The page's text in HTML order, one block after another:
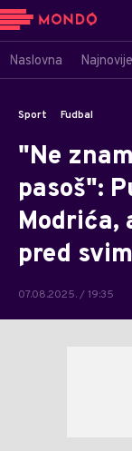
Naslovna Najnovije
Sport Fudbal
"Ne
pasoš":
Modrića,
pred
07.08.2025. / 19:35